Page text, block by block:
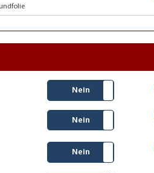
Nein
Nein
Nein